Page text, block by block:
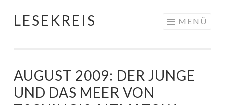
Springe
LESEKREIS MENÜ
AUGUST 2009: DER JUNGE
UND DAS MEER VON